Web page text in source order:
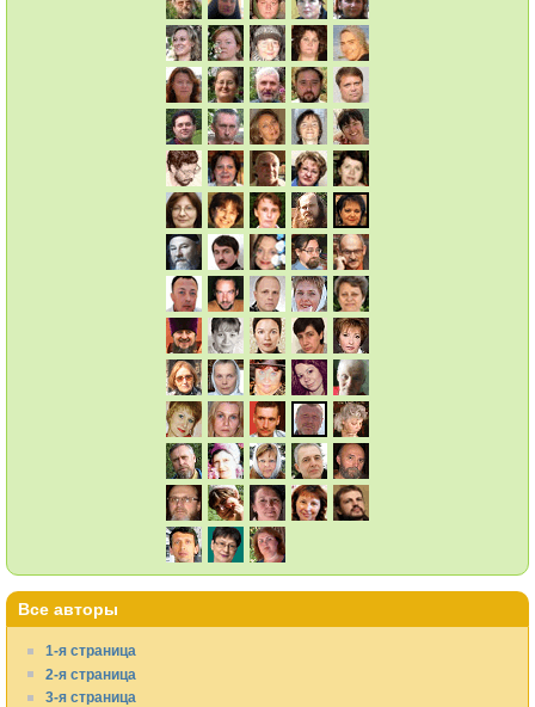
Все авторы
1-я страница
2-я страница
3-я страница